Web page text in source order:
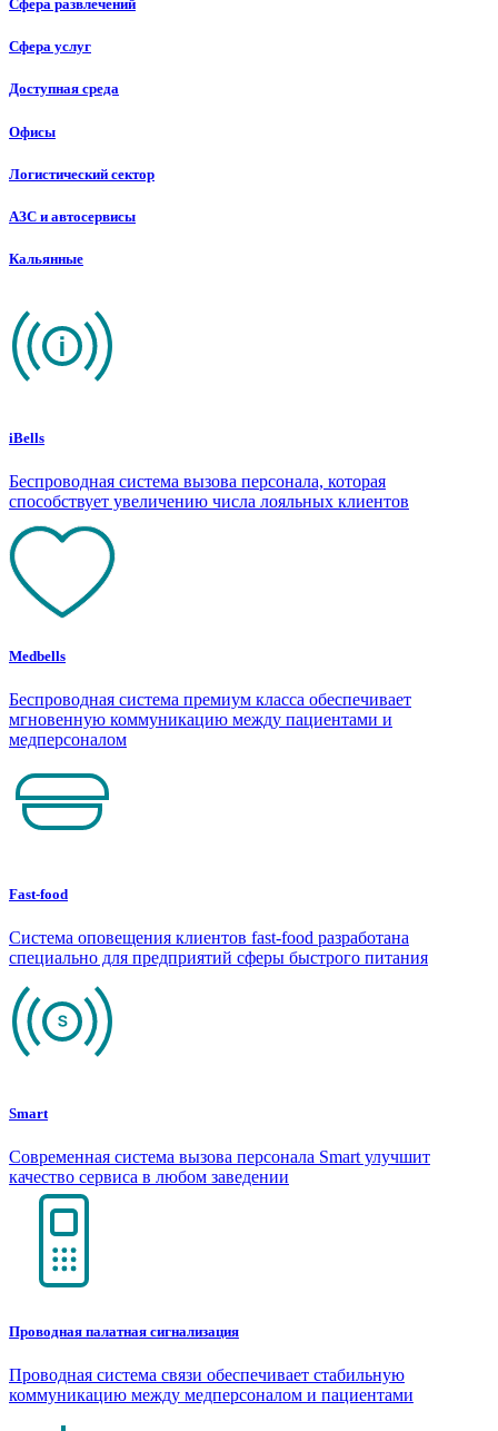
Сфера развлечений
Сфера услуг
Доступная среда
Офисы
Логистический сектор
АЗС и автосервисы
Кальянные
iBells
Беспроводная система вызова персонала, которая
способствует увеличению числа лояльных клиентов
Medbells
Беспроводная система премиум класса обеспечивает
мгновенную коммуникацию между пациентами и
медперсоналом
Fast-food
Система оповещения клиентов fast-food разработана
специально для предприятий сферы быстрого питания
Smart
Современная система вызова персонала Smart улучшит
качество сервиса в любом заведении
Проводная палатная сигнализация
Проводная система связи обеспечивает стабильную
коммуникацию между медперсоналом и пациентами